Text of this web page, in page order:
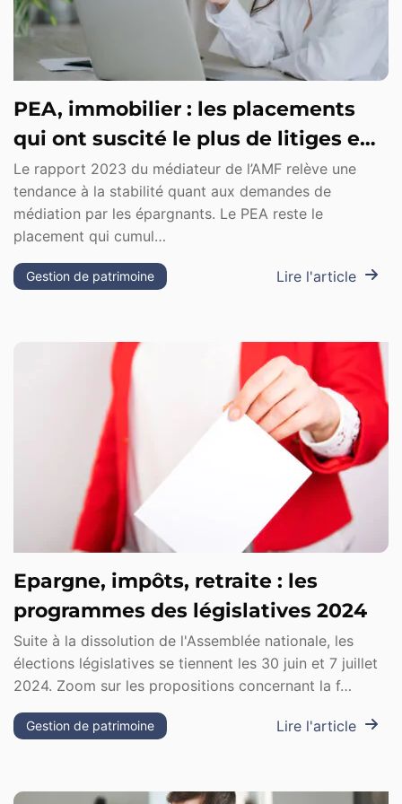
PEA, immobilier : les placements
qui ont suscité le plus de litiges en
2023
Le rapport 2023 du médiateur de l’AMF relève une
tendance à la stabilité quant aux demandes de
médiation par les épargnants. Le PEA reste le
placement qui cumul…
Lire l'article
Gestion de patrimoine
Epargne, impôts, retraite : les
programmes des législatives 2024
Suite à la dissolution de l'Assemblée nationale, les
élections législatives se tiennent les 30 juin et 7 juillet
2024. Zoom sur les propositions concernant la f…
Lire l'article
Gestion de patrimoine